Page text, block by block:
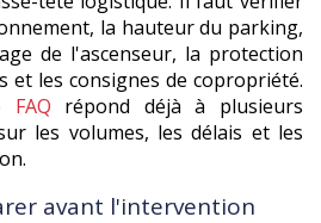
la hauteur du parking,
de l'ascenseur, la protection
et les consignes de copropriété.
FAQ répond déjà à plusieurs
les volumes, les délais et les
avant l'intervention